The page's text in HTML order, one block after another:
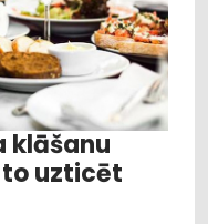
klāšanu
uzticēt